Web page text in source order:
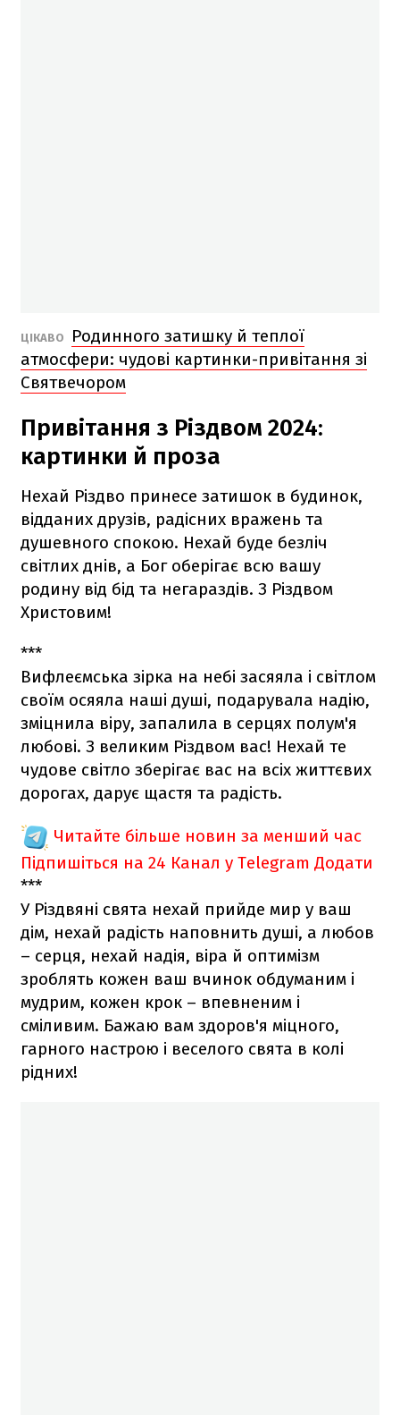
ЦІКАВО
Родинного затишку й теплої
атмосфери: чудові картинки-привітання зі
Святвечором
Привітання з Різдвом 2024:
картинки й проза
Нехай Різдво принесе затишок в будинок,
відданих друзів, радісних вражень та
душевного спокою. Нехай буде безліч
світлих днів, а Бог оберігає всю вашу
родину від бід та негараздів. З Різдвом
Христовим!
***
Вифлеємська зірка на небі засяяла і світлом
своїм осяяла наші душі, подарувала надію,
зміцнила віру, запалила в серцях полум'я
любові. З великим Різдвом вас! Нехай те
чудове світло зберігає вас на всіх життєвих
дорогах, дарує щастя та радість.
Читайте більше новин за менший час
Підпишіться на 24 Канал у Telegram Додати
***
У Різдвяні свята нехай прийде мир у ваш
дім, нехай радість наповнить душі, а любов
– серця, нехай надія, віра й оптимізм
зроблять кожен ваш вчинок обдуманим і
мудрим, кожен крок – впевненим і
сміливим. Бажаю вам здоров'я міцного,
гарного настрою і веселого свята в колі
рідних!